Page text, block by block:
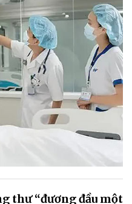
thư “đương đầu một